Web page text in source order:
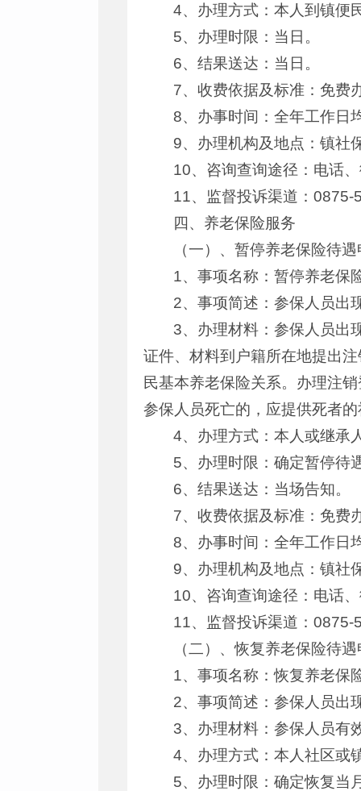
4、办理方式：本人到镇便
5、办理时限：当日。
6、结果送达：当日。
7、收费依据及标准：免费
8、办事时间：全年工作日
9、办理机构及地点：镇社
10、咨询查询途径：电话
11、监督投诉渠道：0875-
四、养老保险服务
（一）、暂停养老保险待
1、事项名称：暂停养老保
2、事项简述：参保人员出
3、办理材料：参保人员出
证件、材料到户籍所在地提出
民基本养老保险关系。办理注
参保人员死亡的，应提供死者
4、办理方式：本人或继承
5、办理时限：确定暂停待
6、结果送达：当场告知。
7、收费依据及标准：免费
8、办事时间：全年工作日
9、办理机构及地点：镇社
10、咨询查询途径：电话
11、监督投诉渠道：0875-
（二）、恢复养老保险待
1、事项名称：恢复养老保
2、事项简述：参保人员出
3、办理材料：参保人员有
4、办理方式：本人社区或
5、办理时限：确定恢复当